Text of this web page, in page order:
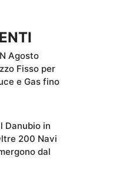
Agosto
Fisso per
e Gas fino
Danubio in
200 Navi
dal